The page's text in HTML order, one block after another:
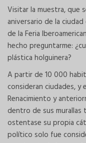
Visitar la muestra, que
aniversario de la
de la Feria
hecho preguntarme:
plástica holguinera?
A partir de 10 000
consideran ciudades, y
Renacimiento y
dentro de sus
ostentase su propia
político solo fue